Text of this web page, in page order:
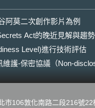
面
受
有
犯
路
人
法資助勒索軟體
力防止勒索軟體攻擊。 CRI
之關鍵成果主要
一、加強資安管
提供指導及戰術
督導約旦，以確
勒索軟體之計畫
CRI成員得以迅速
阿莫二次創作影片為例
Act的晚近見解與趨勢
Level)進行技術評估
護-保密協議（Non-
市106敦化南路二段216號22